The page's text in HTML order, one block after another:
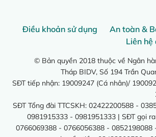
Điều khoản sử dụng An toàn &
Liên hệ
© Bản quyền 2018 thuộc về Ngân
Tháp BIDV, Số 194 Trần
SĐT tiếp nhận: 19009247 (Cá nhân)/
SĐT Tổng đài TTCSKH: 02422200588 -
0981915333 - 0981951333 | SĐT gọi
0766069388 - 0766056388 -